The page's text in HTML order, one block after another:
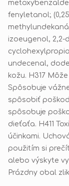
fenyletanol; (0,25
izoeugenol, 2,2-
undecenal,
kožu. H317
Spôsobuje
spôsobiť
spôsobuje
dieťaťa. H411
účinkami.
použitím si
alebo výskyte
Prázdny obal